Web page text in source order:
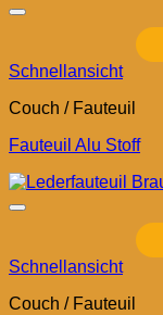
Schnellansicht
Couch / Fauteuil
Fauteuil Alu Stoff
Schnellansicht
Couch / Fauteuil